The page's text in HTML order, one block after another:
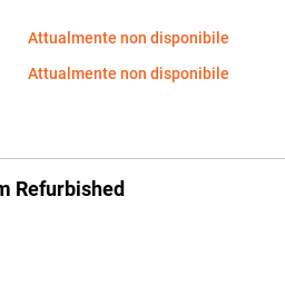
Attualmente non disponibile
Attualmente non disponibile
Refurbished